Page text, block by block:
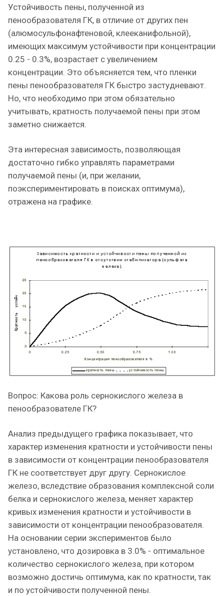
Устойчивость пены, полученной из
пенообразователя ГК, в отличие от других пен
(алюмосульфонафтеновой, клееканифольной),
имеющих максимум устойчивости при концентрации
0.25 - 0.3%, возрастает с увеличением
концентрации. Это объясняется тем, что пленки
пены пенообразователя ГК быстро застудневают.
Но, что необходимо при этом обязательно
учитывать, кратность получаемой пены при этом
заметно снижается.
Эта интересная зависимость, позволяющая
достаточно гибко управлять параметрами
получаемой пены (и, при желании,
поэкспериментировать в поисках оптимума),
отражена на графике.
Вопрос: Какова роль сернокислого железа в
пенообразователе ГК?
Анализ предыдущего графика показывает, что
характер изменения кратности и устойчивости пены
в зависимости от концентрации пенообразователя
ГК не соответствует друг другу. Сернокислое
железо, вследствие образования комплексной соли
белка и сернокислого железа, меняет характер
кривых изменения кратности и устойчивости в
зависимости от концентрации пенообразователя.
На основании серии экспериментов было
установлено, что дозировка в 3.0% - оптимальное
количество сернокислого железа, при котором
возможно достичь оптимума, как по кратности, так
и по устойчивости полученной пены.